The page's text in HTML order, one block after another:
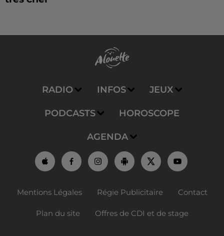
RADIO INFOS JEUX
PODCASTS HOROSCOPE
AGENDA
Mentions Légales Régie Publicitaire Contact
Plan du site Offres de CDI et de stage